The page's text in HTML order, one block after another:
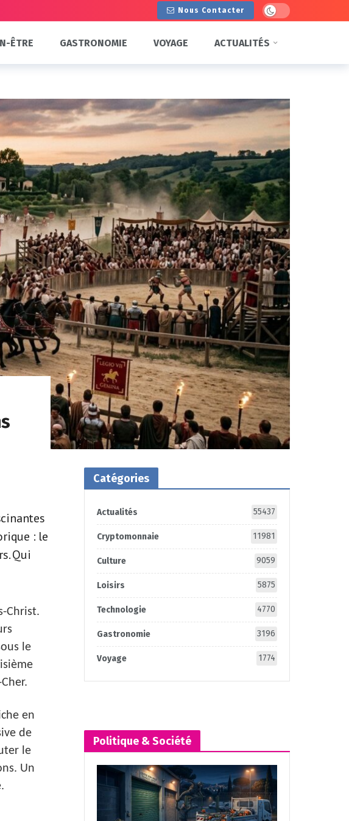
Nous Contacter Dark mode
ÊTRE GASTRONOMIE VOYAGE ACTUALITÉS
: le
Qui
Christ.
le
en
de
le
Un
Catégories
Actualités 55437
Cryptomonnaie 11981
Culture 9059
Loisirs 5875
Technologie 4770
Gastronomie 3196
Voyage 1774
Politique & Société